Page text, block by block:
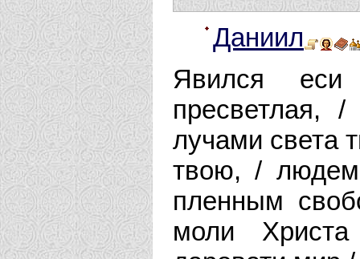
Даниил
Явился
пресветлая,
лучами света
твою, / людем
пленным
моли